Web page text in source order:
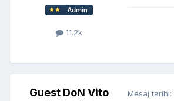
11.2k
Guest DoN Vito
Mesaj tarihi: